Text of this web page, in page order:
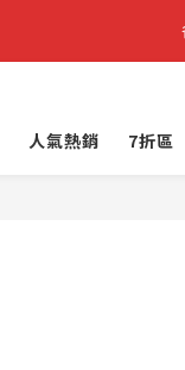
人氣熱銷 7折區